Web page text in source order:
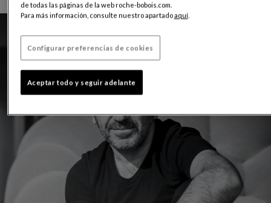
de todas las páginas de la web roche-bobois.com.
Para más información, consulte nuestro apartadoaquí.
Configurar preferencias de cookies
Aceptar todo y seguir adelante